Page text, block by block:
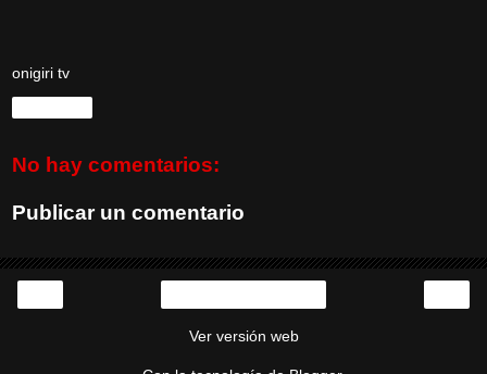
onigiri tv
No hay comentarios:
Publicar un comentario
Ver versión web